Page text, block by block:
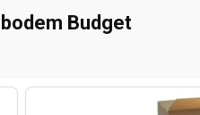
Budget